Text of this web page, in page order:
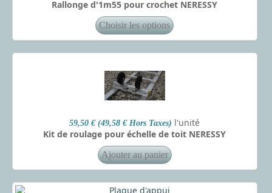
Rallonge d'1m55 pour crochet NERESSY
59,50 € (49,58 € Hors Taxes) l'unité
Kit de roulage pour échelle de toit NERESSY